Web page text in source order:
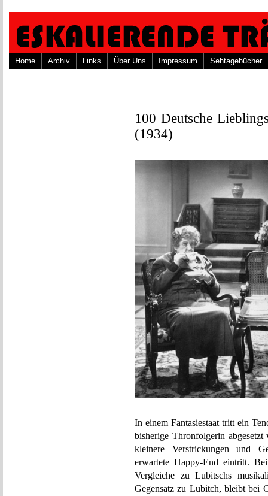
Home Archiv Links Über Uns Impressum Sehtagebücher
100 Deutsche
(1934)
In einem Fantasiestaat tritt ein
bisherige Thronfolgerin
kleinere Verstrickungen und
erwartete Happy-End eintritt.
Vergleiche zu Lubitschs
Gegensatz zu Lubitch, bleibt bei